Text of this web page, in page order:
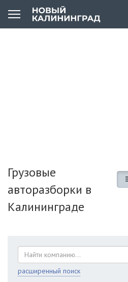
Грузовые
авторазборки в
Калининграде
расширенный поиск